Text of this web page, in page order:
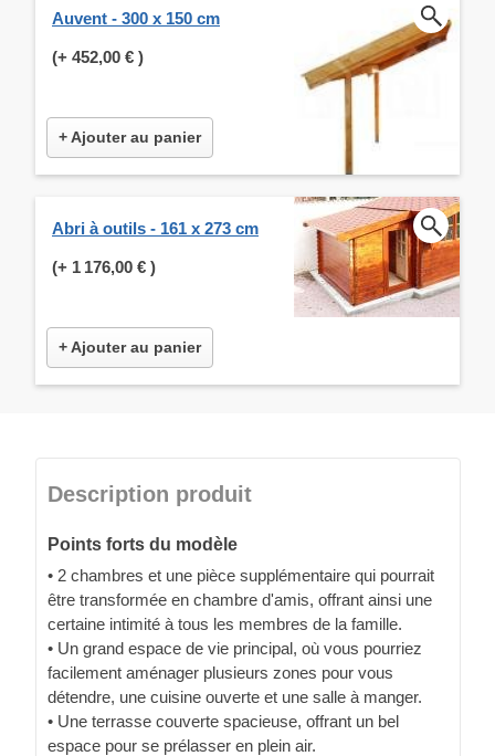
Auvent - 300 x 150 cm
(+ 452,00 € )
+ Ajouter au panier
Abri à outils - 161 x 273 cm
(+ 1 176,00 € )
+ Ajouter au panier
Description produit
Points forts du modèle
• 2 chambres et une pièce supplémentaire qui pourrait
être transformée en chambre d'amis, offrant ainsi une
certaine intimité à tous les membres de la famille.
• Un grand espace de vie principal, où vous pourriez
facilement aménager plusieurs zones pour vous
détendre, une cuisine ouverte et une salle à manger.
• Une terrasse couverte spacieuse, offrant un bel
espace pour se prélasser en plein air.